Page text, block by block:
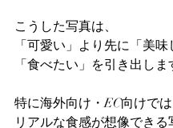
こうした写真は、
「可愛い」より先に「美味
「食べたい」を引き出しま
特に海外向け・EC向けでは
リアルな食感が想像できる